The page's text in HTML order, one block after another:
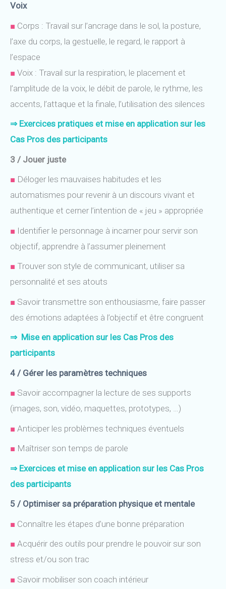
Voix
■ Corps : Travail sur l’ancrage dans le sol, la posture,
l’axe du corps, la gestuelle, le regard, le rapport à
l’espace
■ Voix : Travail sur la respiration, le placement et
l’amplitude de la voix, le débit de parole, le rythme, les
accents, l’attaque et la finale, l’utilisation des silences
⇒ Exercices pratiques et mise en application sur les
Cas Pros des participants
3 / Jouer juste
■ Déloger les mauvaises habitudes et les
automatismes pour revenir à un discours vivant et
authentique et cerner l’intention de « jeu » appropriée
■ Identifier le personnage à incarner pour servir son
objectif, apprendre à l’assumer pleinement
■ Trouver son style de communicant, utiliser sa
personnalité et ses atouts
■ Savoir transmettre son enthousiasme, faire passer
des émotions adaptées à l’objectif et être congruent
⇒ Mise en application sur les Cas Pros des
participants
4 / Gérer les paramètres techniques
■ Savoir accompagner la lecture de ses supports
(images, son, vidéo, maquettes, prototypes, …)
■ Anticiper les problèmes techniques éventuels
■ Maîtriser son temps de parole
⇒ Exercices et mise en application sur les Cas Pros
des participants
5 / Optimiser sa préparation physique et mentale
■ Connaître les étapes d’une bonne préparation
■ Acquérir des outils pour prendre le pouvoir sur son
stress et/ou son trac
■ Savoir mobiliser son coach intérieur